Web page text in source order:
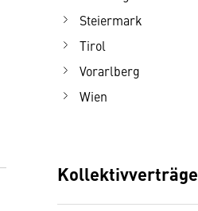
Steiermark
Tirol
Vorarlberg
Wien
Kollektivverträge